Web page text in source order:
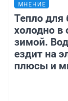
МНЕНИЕ
Тепло
холодно в
зимой.
ездит на
плюсы и